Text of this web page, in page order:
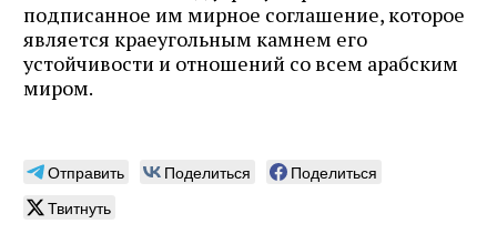
подписанное им мирное соглашение, которое
является краеугольным камнем его
устойчивости и отношений со всем арабским
миром.
Отправить Поделиться
Поделиться
Твитнуть